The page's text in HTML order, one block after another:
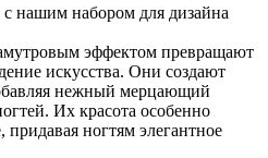
с нашим набором для дизайна
эффектом превращают
искусства. Они создают
нежный мерцающий
Их красота особенно
ногтям элегантное